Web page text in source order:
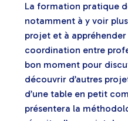
La formation pratique
notamment à y voir
projet et à
coordination entre
bon moment pour
découvrir d’autres
d’une table en petit
présentera la